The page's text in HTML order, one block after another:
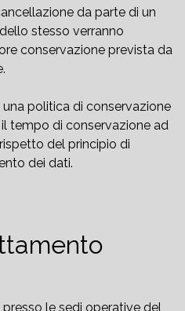
da parte di un
stesso verranno
conservazione prevista da
politica di conservazione
tempo di conservazione ad
del principio di
dei dati.
le sedi operative del